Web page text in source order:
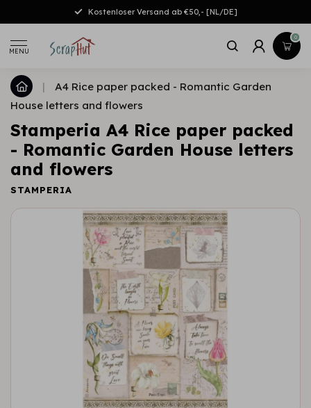
Kostenloser Versand ab €50,- [NL/DE]
MENU
0
|
A4 Rice paper packed - Romantic Garden
House letters and flowers
Stamperia A4 Rice paper packed
- Romantic Garden House letters
and flowers
STAMPERIA